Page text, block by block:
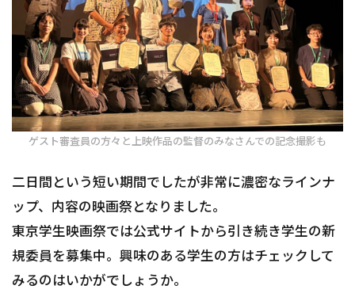
ゲスト審査員の方々と上映作品の監督のみなさんでの記念撮影も
二日間という短い期間でしたが非常に濃密なラインナ
ップ、内容の映画祭となりました。
東京学生映画祭では公式サイトから引き続き学生の新
規委員を募集中。興味のある学生の方はチェックして
みるのはいかがでしょうか。